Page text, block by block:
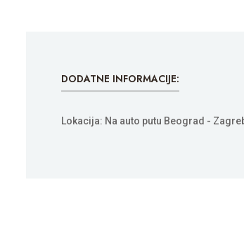
DODATNE INFORMACIJE:
Lokacija: Na auto putu Beograd -